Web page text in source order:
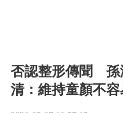
否認整形傳聞 孫
清：維持童顏不容